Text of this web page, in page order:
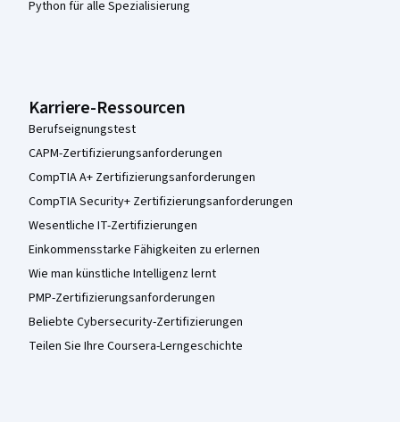
Python für alle Spezialisierung
Karriere-Ressourcen
Berufseignungstest
CAPM-Zertifizierungsanforderungen
CompTIA A+ Zertifizierungsanforderungen
CompTIA Security+ Zertifizierungsanforderungen
Wesentliche IT-Zertifizierungen
Einkommensstarke Fähigkeiten zu erlernen
Wie man künstliche Intelligenz lernt
PMP-Zertifizierungsanforderungen
Beliebte Cybersecurity-Zertifizierungen
Teilen Sie Ihre Coursera-Lerngeschichte